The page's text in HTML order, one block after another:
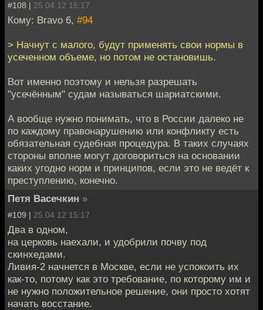
#108 | 25.04.12 15:17
Кому: Bravo 6, #94
> Начнут с малого, будут применять свои нормы в
усеченном объеме, но потом не остановишь.
Вот именно поэтому и нельзя разрешать
"усечённым" судам называться шариатскими.
А вообще нужно понимать, что в России далеко не
по каждому правонарушению или конфликту есть
обязательная судебная процедура. В таких случаях
стороны вполне могут договориться на основании
каких угодно норм и принципов, если это не ведёт к
преступлению, конечно.
Петя Васечкин »
#109 | 25.04.12 15:17
Два в одном,
на церковь наехали, и удобрили почву под
скинхедами.
Ливия-2 начнется в Москве, если не успокоить их
как-то, потому как это требование, по которому им и
не нужно положительное решение, они просто хотят
начать восстание.